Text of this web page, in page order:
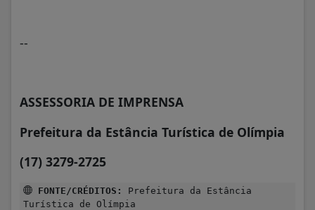
--
ASSESSORIA DE IMPRENSA
Prefeitura da Estância Turística de Olímpia
(17) 3279-2725
FONTE/CRÉDITOS:
Prefeitura da Estância
Turística de Olímpia